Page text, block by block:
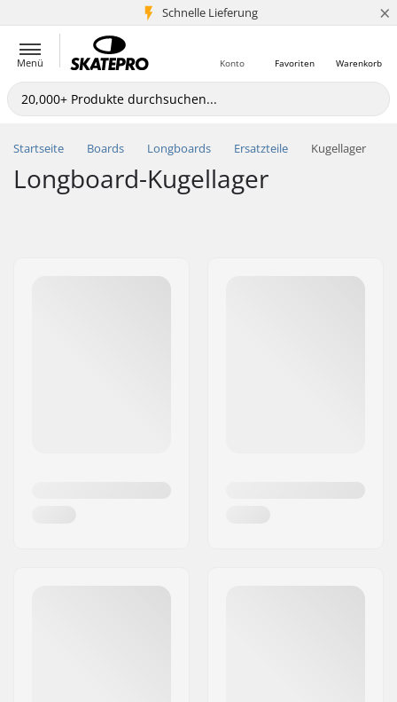
Schnelle Lieferung
5+ Mio. Kunden ×
Menü Warenkorb
Favoriten
Konto
Startseite Boards Longboards Ersatzteile Kugellager
Longboard-Kugellager